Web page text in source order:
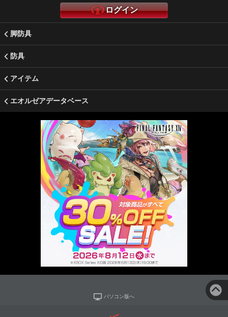
ログイン
脚防具
防具
アイテム
エオルゼアデータベース
パソコン版へ